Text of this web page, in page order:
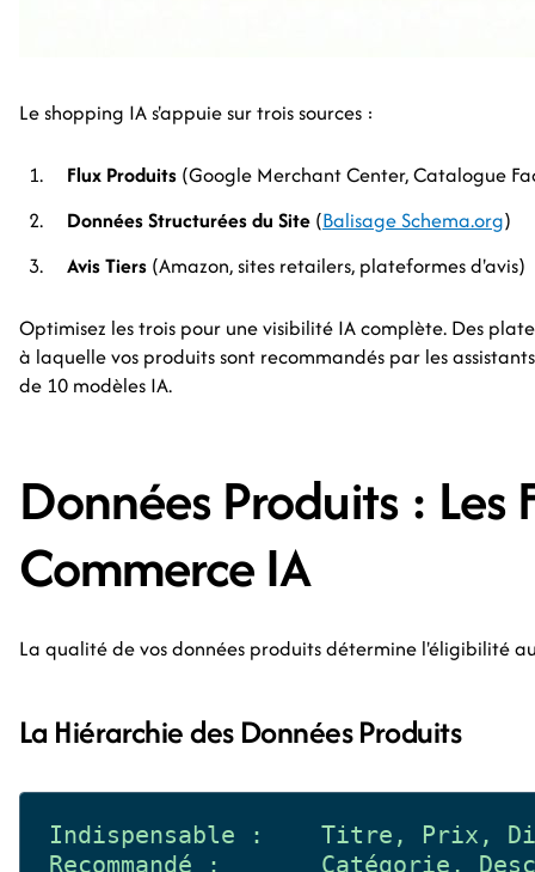
Le shopping IA s'appuie sur trois sources :
Flux Produits (Google Merchant Center, Catalogue
Données Structurées du Site (Balisage Schema.org)
Avis Tiers (Amazon, sites retailers, plateformes d'avis)
Optimisez les trois pour une visibilité IA complète. Des
à laquelle vos produits sont recommandés par les
de 10 modèles IA.
Données Produits : Les
Commerce IA
La qualité de vos données produits détermine l'éligibilité
La Hiérarchie des Données Produits
Indispensable :    Titre, Prix,
Recommandé :       Catégorie,